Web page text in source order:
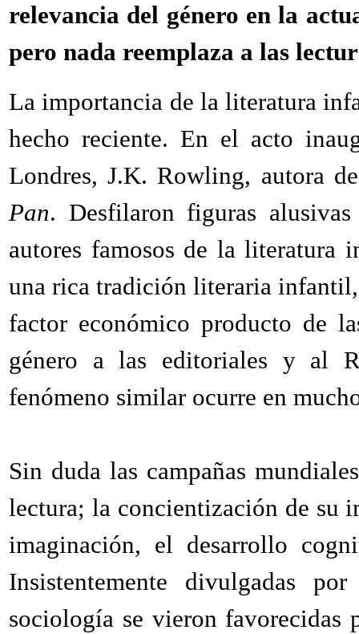
relevancia del género en la
pero nada reemplaza a las
La importancia de la literatura
hecho reciente. En el acto
Londres, J.K. Rowling, autora
Pan. Desfilaron figuras
autores famosos de la literatura
una rica tradición literaria
factor económico producto de
género a las editoriales y al
fenómeno similar ocurre en
Sin duda las campañas
lectura; la concientización de su
imaginación, el desarrollo
Insistentemente divulgadas
sociología se vieron favorecidas